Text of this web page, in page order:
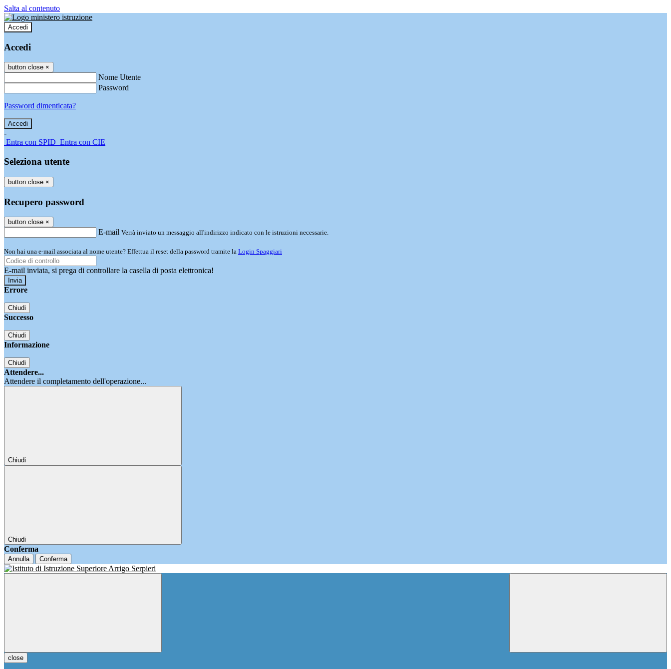
Salta al contenuto
Accedi
Accedi
button close ×
Nome Utente
Password
Password dimenticata?
-
Entra con SPID Entra con CIE
Seleziona utente
button close ×
Recupero password
button close ×
E-mail Verrà inviato un messaggio all'indirizzo indicato con le istruzioni necessarie.
Non hai una e-mail associata al nome utente? Effettua il reset della password tramite la Login Spaggiari
E-mail inviata, si prega di controllare la casella di posta elettronica!
Errore
Chiudi
Successo
Chiudi
Informazione
Chiudi
Attendere...
Attendere il completamento dell'operazione...
Chiudi
Chiudi
Conferma
Annulla Conferma
close